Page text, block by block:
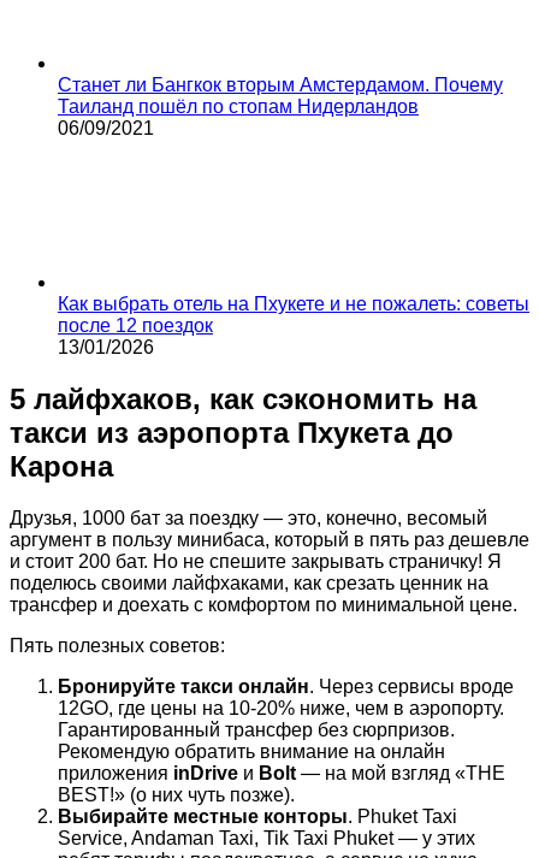
Станет ли Бангкок вторым Амстердамом. Почему
Таиланд пошёл по стопам Нидерландов
06/09/2021
Как выбрать отель на Пхукете и не пожалеть: советы
после 12 поездок
13/01/2026
5 лайфхаков, как сэкономить на
такси из аэропорта Пхукета до
Карона
Друзья, 1000 бат за поездку — это, конечно, весомый
аргумент в пользу минибаса, который в пять раз дешевле
и стоит 200 бат. Но не спешите закрывать страничку! Я
поделюсь своими лайфхаками, как срезать ценник на
трансфер и доехать с комфортом по минимальной цене.
Пять полезных советов:
Бронируйте такси онлайн. Через сервисы вроде
12GO, где цены на 10-20% ниже, чем в аэропорту.
Гарантированный трансфер без сюрпризов.
Рекомендую обратить внимание на онлайн
приложения inDrive и Bolt — на мой взгляд «THE
BEST!» (о них чуть позже).
Выбирайте местные конторы. Phuket Taxi
Service, Andaman Taxi, Tik Taxi Phuket — у этих